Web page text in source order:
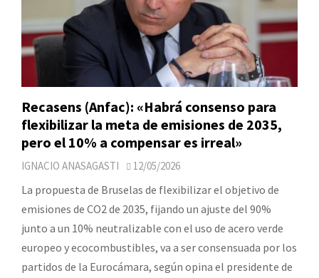
Recasens (Anfac): «Habrá consenso para
flexibilizar la meta de emisiones de 2035,
pero el 10% a compensar es irreal»
IGNACIO ANASAGASTI 12/05/2026
La propuesta de Bruselas de flexibilizar el objetivo de
emisiones de CO2 de 2035, fijando un ajuste del 90%
junto a un 10% neutralizable con el uso de acero verde
europeo y ecocombustibles, va a ser consensuada por los
partidos de la Eurocámara, según opina el presidente de